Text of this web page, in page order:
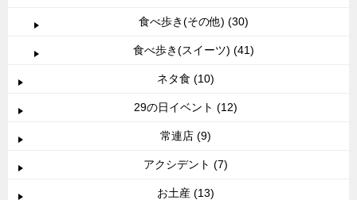
食べ歩き(その他) (30)
食べ歩き(スイーツ) (41)
ネタ食 (10)
29の日イベント (12)
常連店 (9)
アクシデント (7)
お土産 (13)